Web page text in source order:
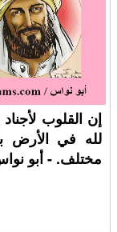
إن القلوب
لله في الأرض
مختلف. - أبو